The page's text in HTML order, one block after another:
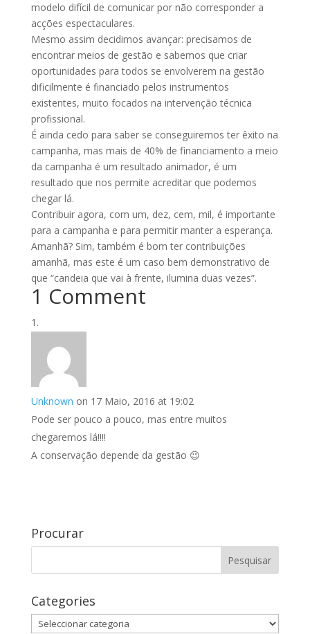
modelo difícil de comunicar por não corresponder a
acções espectaculares.
Mesmo assim decidimos avançar: precisamos de
encontrar meios de gestão e sabemos que criar
oportunidades para todos se envolverem na gestão
dificilmente é financiado pelos instrumentos
existentes, muito focados na intervenção técnica
profissional.
É ainda cedo para saber se conseguiremos ter êxito na
campanha, mas mais de 40% de financiamento a meio
da campanha é um resultado animador, é um
resultado que nos permite acreditar que podemos
chegar lá.
Contribuir agora, com um, dez, cem, mil, é importante
para a campanha e para permitir manter a esperança.
Amanhã? Sim, também é bom ter contribuições
amanhã, mas este é um caso bem demonstrativo de
que “candeia que vai à frente, ilumina duas vezes”.
1 Comment
Unknown on 17 Maio, 2016 at 19:02
Pode ser pouco a pouco, mas entre muitos
chegaremos lá!!!!
A conservação depende da gestão 😉
Procurar
Categories
Categories